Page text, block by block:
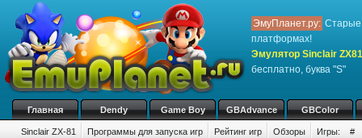
ЭмуПланет.ру: Старые
платформах!
Эмулятор Sinclair ZX81
бесплатно, буква "S"
Главная Dendy Game Boy GBAdvance GBColor
Sinclair ZX-81 Программы для запуска игр Рейтинг игр Обзоры Игры: #